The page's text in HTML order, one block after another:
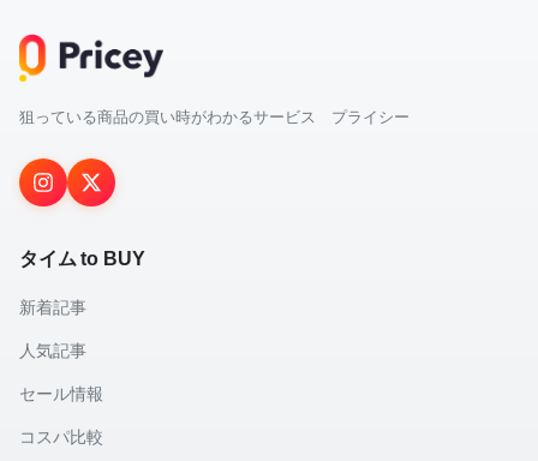
狙っている商品の買い時がわかるサービス プライシー
タイム to BUY
新着記事
人気記事
セール情報
コスパ比較